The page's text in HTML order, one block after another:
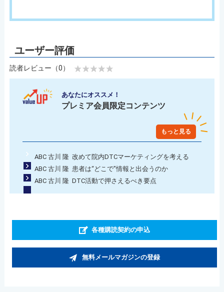
読者レビュー（0）
あなたにオススメ！
プレミア会員限定コンテンツ
もっと見る
ABC 古川 隆 改めて院内DTCマーケティングを考える
ABC 古川 隆 患者は“どこで”情報と出会うのか
ABC 古川 隆 DTC活動で押さえるべき要点
各種購読契約の申込
無料メールマガジンの登録